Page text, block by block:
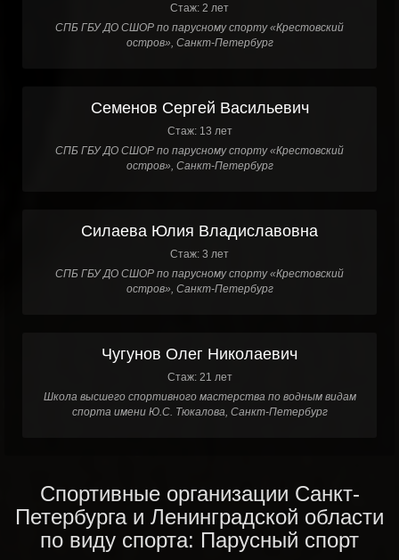
Стаж: 2 лет
СПБ ГБУ ДО СШОР по парусному спорту «Крестовский
остров», Санкт-Петербург
Семенов Сергей Васильевич
Стаж: 13 лет
СПБ ГБУ ДО СШОР по парусному спорту «Крестовский
остров», Санкт-Петербург
Силаева Юлия Владиславовна
Стаж: 3 лет
СПБ ГБУ ДО СШОР по парусному спорту «Крестовский
остров», Санкт-Петербург
Чугунов Олег Николаевич
Стаж: 21 лет
Школа высшего спортивного мастерства по водным видам
спорта имени Ю.С. Тюкалова, Санкт-Петербург
Спортивные организации Санкт-
Петербурга и Ленинградской области
по виду спорта: Парусный спорт